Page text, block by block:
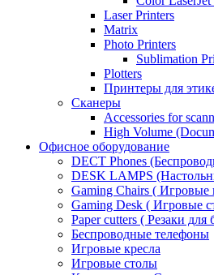
Laser Printers
Matrix
Photo Printers
Sublimation
Plotters
Принтеры для
Сканеры
Accessories for
High Volume
Офисное оборудование
DECT Phones
DESK LAMPS
Gaming Chairs ( Игровые
Gaming Desk ( Игровые
Paper cutters ( Резаки для
Беспроводные телефоны
Игровые кресла
Игровые столы